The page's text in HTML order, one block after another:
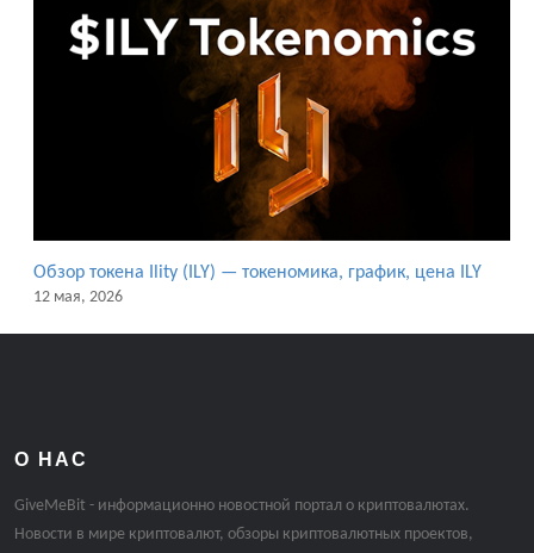
Обзор токена Ility (ILY) — токеномика, график, цена ILY
12 мая, 2026
О НАС
GiveMeBit - информационно новостной портал о криптовалютах.
Новости в мире криптовалют, обзоры криптовалютных проектов,